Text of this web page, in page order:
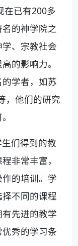
在已有200多
的神学院之
、宗教社会
的影响力。
学者，如苏
，他们的研究
们得到的教
非常丰富，
的培训。学
不同的课程
先进的教学
秀的学习条